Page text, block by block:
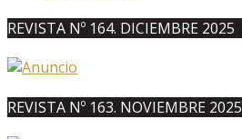
REVISTA Nº 164. DICIEMBRE 2025
REVISTA Nº 163. NOVIEMBRE 2025